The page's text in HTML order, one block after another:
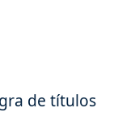
de títulos